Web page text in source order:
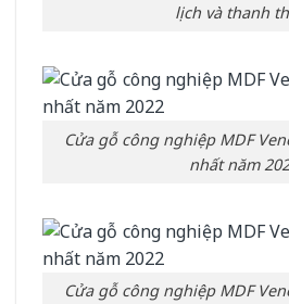
lịch và thanh
Cửa gỗ công nghiệp MDF
nhất năm
Cửa gỗ công nghiệp MDF